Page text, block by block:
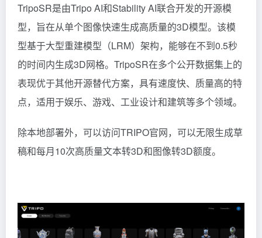
TripoSR是由Tripo AI和Stability AI联合开发的开源模
型，旨在从单个图像快速生成高质量的3D模型。该模
型基于大型重建模型（LRM）架构，能够在不到0.5秒
的时间内生成3D网格。TripoSR在多个公开数据集上的
表现优于其他开源替代方案，具有速度快、质量高的特
点，适用于娱乐、游戏、工业设计和建筑等多个领域。
除本地部署外，可以访问TRIPO官网，可以无限生成草
稿和每月10次高质量文本转3D和图像转3D额度。